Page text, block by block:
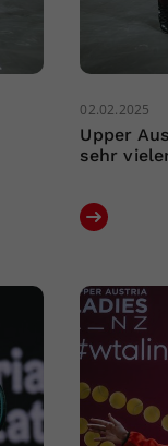
02.02.2025
Upper
sehr